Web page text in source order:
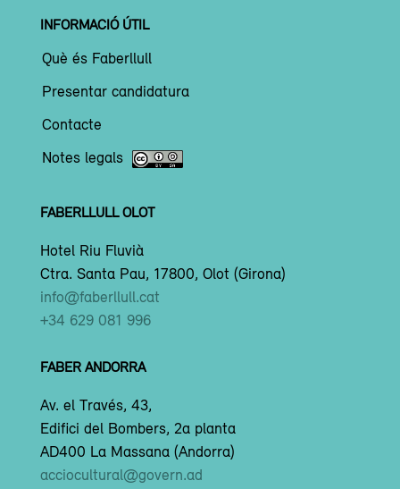
INFORMACIÓ ÚTIL
Què és Faberllull
Presentar candidatura
Contacte
Notes legals
FABERLLULL OLOT
Hotel Riu Fluvià
Ctra. Santa Pau, 17800, Olot (Girona)
info@faberllull.cat
+34 629 081 996
FABER ANDORRA
Av. el Través, 43,
Edifici del Bombers, 2a planta
AD400 La Massana (Andorra)
acciocultural@govern.ad